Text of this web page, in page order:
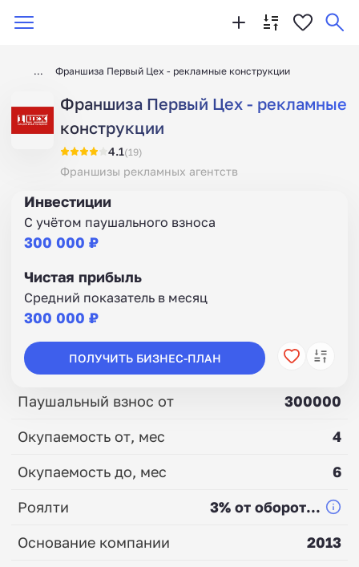
Франшиза Первый Цех - рекламные конструкции
Франшиза Первый Цех - рекламные
конструкции
4.1(19)
Франшизы рекламных агентств
Инвестиции
С учётом паушального взноса
300 000 ₽
Чистая прибыль
Средний показатель в месяц
300 000 ₽
ПОЛУЧИТЬ БИЗНЕС-ПЛАН
Паушальный взнос от
300000
Окупаемость от, мес
4
Окупаемость до, мес
6
Роялти
3% от оборот...
Основание компании
2013